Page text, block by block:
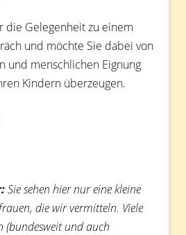
die Gelegenheit zu einem
und möchte Sie dabei von
und menschlichen Eignung
Kindern überzeugen.
Sie sehen hier nur eine kleine
die wir vermitteln. Viele
(bundesweit und auch